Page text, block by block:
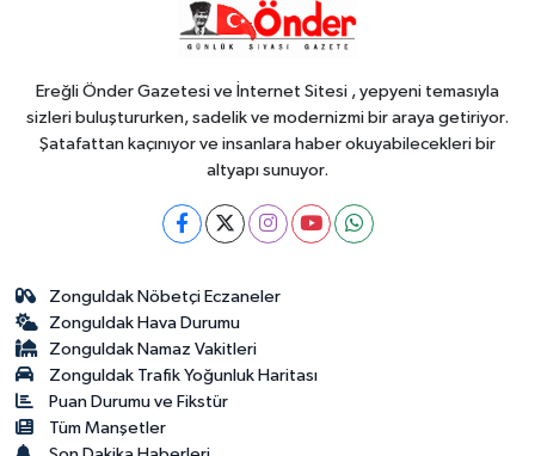
18:30 Trabzonspor'a büyük destek
Ereğli Önder Gazetesi ve İnternet Sitesi , yepyeni temasıyla
sizleri buluştururken, sadelik ve modernizmi bir araya getiriyor.
Şatafattan kaçınıyor ve insanlara haber okuyabilecekleri bir
altyapı sunuyor.
Zonguldak Nöbetçi Eczaneler
Zonguldak Hava Durumu
Zonguldak Namaz Vakitleri
Zonguldak Trafik Yoğunluk Haritası
Puan Durumu ve Fikstür
Tüm Manşetler